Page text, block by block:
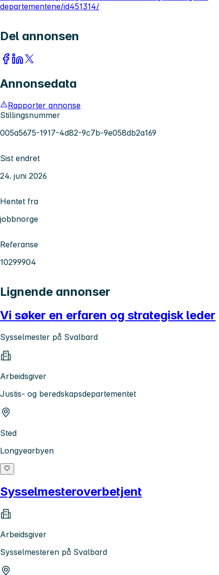
departementene/id451314/
Del annonsen
Annonsedata
Rapporter annonse
Stillingsnummer
005a5675-1917-4d82-9c7b-9e058db2a169
Sist endret
24. juni 2026
Hentet fra
jobbnorge
Referanse
10299904
Lignende annonser
Vi søker en erfaren og strategisk leder
Sysselmester på Svalbard
Arbeidsgiver
Justis- og beredskapsdepartementet
Sted
Longyearbyen
Sysselmesteroverbetjent
Arbeidsgiver
Sysselmesteren på Svalbard